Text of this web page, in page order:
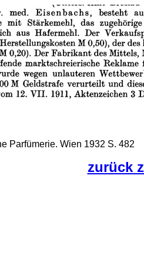
Parfümerie. Wien 1932 S. 482
zurück